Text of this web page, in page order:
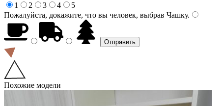
1
2 3 4
5
Пожалуйста, докажите, что вы человек, выбрав Чашку.
Похожие модели